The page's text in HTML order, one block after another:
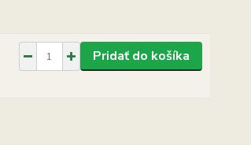
Pridať do košíka